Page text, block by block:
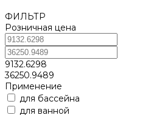
ФИЛЬТР
Розничная цена
9132.6298
36250.9489
Применение
для бассейна
для ванной